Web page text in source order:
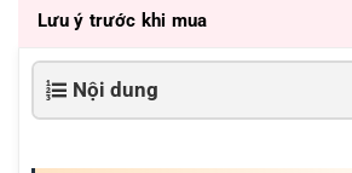
Lưu ý trước khi mua
Nội dung